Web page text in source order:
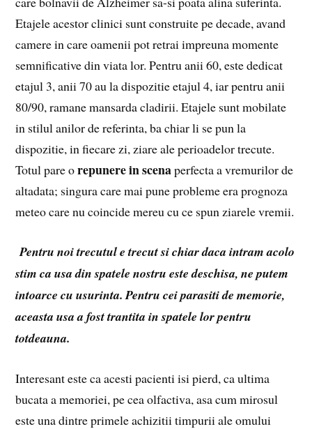
Etajele acestor clinici sunt construite pe decade, avand
camere in care oamenii pot retrai impreuna momente
semnificative din viata lor. Pentru anii 60, este dedicat
etajul 3, anii 70 au la dispozitie etajul 4, iar pentru anii
80/90, ramane mansarda cladirii. Etajele sunt mobilate
in stilul anilor de referinta, ba chiar li se pun la
dispozitie, in fiecare zi, ziare ale perioadelor trecute.
Totul pare orepunere in scenaperfecta a vremurilor de
altadata; singura care mai pune probleme era prognoza
meteo care nu coincide mereu cu ce spun ziarele vremii.
Pentru noi trecutul e trecut si chiar daca intram acolo
stim ca usa din spatele nostru este deschisa, ne putem
intoarce cu usurinta. Pentru cei parasiti de memorie,
aceasta usa a fost trantita in spatele lor pentru
totdeauna.
Interesant este ca acesti pacienti isi pierd, ca ultima
bucata a memoriei, pe cea olfactiva, asa cum mirosul
este una dintre primele achizitii timpurii ale omului